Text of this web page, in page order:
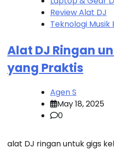
Review Alat DJ
Teknologi Musik
Alat DJ Ringan
yang Praktis
Agen S
May 18, 2025
0
alat DJ ringan untuk gigs